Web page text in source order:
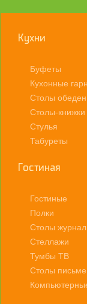
Кухни
Буфеты
Кухонные
Столы
Столы-книжки
Стулья
Табуреты
Гостиная
Гостиные
Полки
Столы
Стеллажи
Тумбы ТВ
Столы